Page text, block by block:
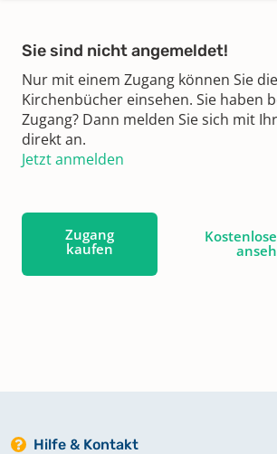
Sie sind nicht angemeldet!
Nur mit einem Zugang können Sie
Kirchenbücher einsehen. Sie haben
Zugang? Dann melden Sie sich mit
direkt an.
Jetzt anmelden
Zugang
kaufen
Hilfe & Kontakt